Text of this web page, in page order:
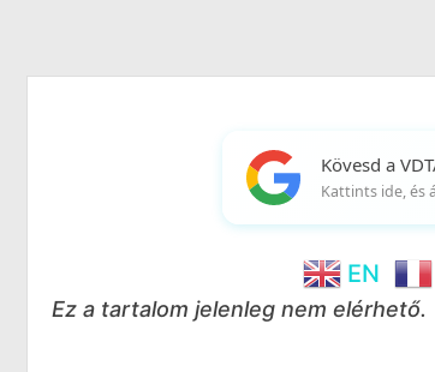
Kövesd a
Kattints ide, és
EN
Ez a tartalom jelenleg nem elérhető.